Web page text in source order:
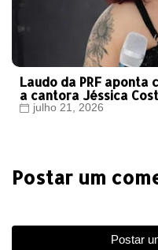
Laudo da PRF aponta
a cantora Jéssica
julho 21, 2026
Postar um
Postar